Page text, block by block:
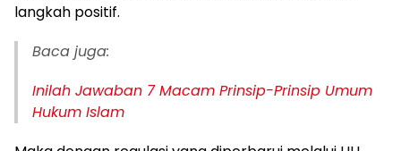
langkah positif.
Baca juga:
Inilah Jawaban 7 Macam Prinsip-Prinsip Umum
Hukum Islam